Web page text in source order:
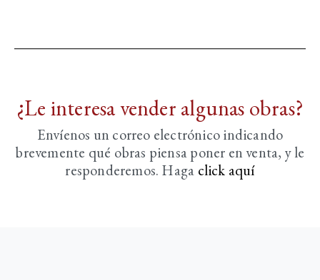
¿Le interesa vender algunas obras?
Envíenos un correo electrónico indicando
brevemente qué obras piensa poner en venta, y le
responderemos. Haga click aquí­